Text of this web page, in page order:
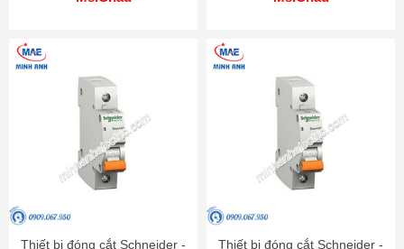
Thiết bị đóng cắt Schneider -
Thiết bị đóng cắt Schneider -